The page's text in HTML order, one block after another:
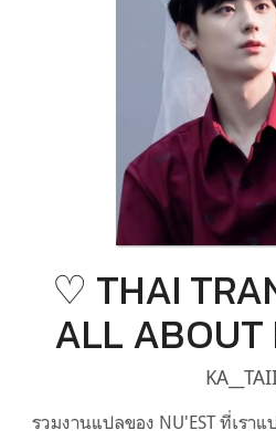
♡ THAI
ALL
รวมงานแปลของ NU'EST ที่เรา